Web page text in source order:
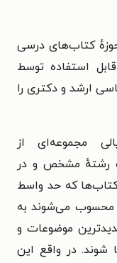
کتاب‌های درسی
استفاده توسط
ارشد و دکتری را
مجموعه‌ای از
رشتهٔ مشخص و در
که حد واسط
محسوب می‌شوند به
موضوعات و
در واقع این